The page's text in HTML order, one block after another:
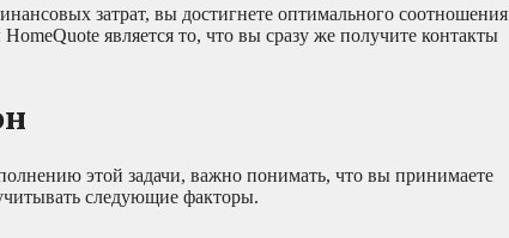
затрат, вы достигнете оптимального соотношения
является то, что вы сразу же получите контакты
этой задачи, важно понимать, что вы принимаете
следующие факторы.